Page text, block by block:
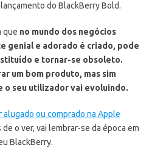
do BlackBerry Bold.
que no mundo dos negócios
genial e adorado é criado, pode
e tornar-se obsoleto.
um bom produto, mas sim
o seu utilizador vai evoluindo.
alugado ou comprado na Apple
o ver, vai lembrar-se da época em
BlackBerry.